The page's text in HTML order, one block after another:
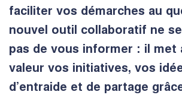
faciliter vos démarches au
nouvel outil collaboratif ne
pas de vous informer : il met
valeur vos initiatives, vos
d’entraide et de partage